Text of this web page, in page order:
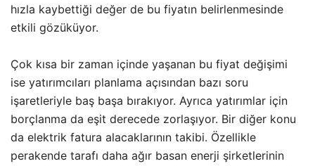
hızla kaybettiği değer de bu fiyatın belirlenmesinde
etkili gözüküyor.
Çok kısa bir zaman içinde yaşanan bu fiyat değişimi
ise yatırımcıları planlama açısından bazı soru
işaretleriyle baş başa bırakıyor. Ayrıca yatırımlar için
borçlanma da eşit derecede zorlaşıyor. Bir diğer konu
da elektrik fatura alacaklarının takibi. Özellikle
perakende tarafı daha ağır basan enerji şirketlerinin